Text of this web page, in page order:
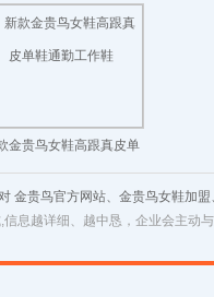
纱镂空女靴子高跟
金贵鸟女鞋高跟真皮单
鞋通勤工作鞋
金贵鸟官方网站、金贵鸟女鞋加
息越详细、越中恳，企业会主动